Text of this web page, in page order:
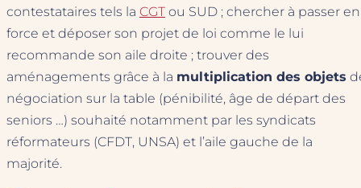
contestataires tels la CGT ou SUD ; chercher à passer en
force et déposer son projet de loi comme le lui
recommande son aile droite ; trouver des
aménagements grâce à la multiplication des objets
négociation sur la table (pénibilité, âge de départ des
seniors …) souhaité notamment par les syndicats
réformateurs (CFDT, UNSA) et l’aile gauche de la
majorité.